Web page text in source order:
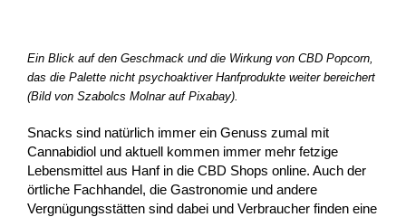
Ein Blick auf den Geschmack und die Wirkung von CBD Popcorn,
das die Palette nicht psychoaktiver Hanfprodukte weiter bereichert
(Bild von Szabolcs Molnar auf Pixabay).
Snacks sind natürlich immer ein Genuss zumal mit
Cannabidiol und aktuell kommen immer mehr fetzige
Lebensmittel aus Hanf in die CBD Shops online. Auch der
örtliche Fachhandel, die Gastronomie und andere
Vergnügungsstätten sind dabei und Verbraucher finden eine